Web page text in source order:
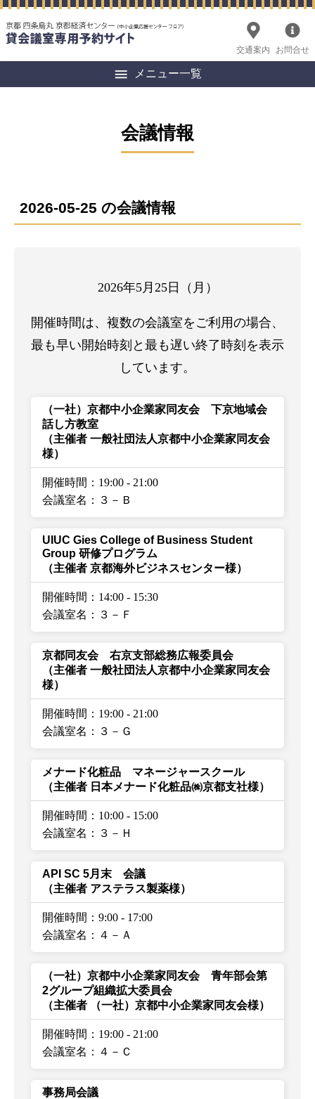
交通案内 お問合せ
メニュー一覧
会議情報
2026-05-25 の会議情報
2026年5月25日（月）
開催時間は、複数の会議室をご利用の場合、
最も早い開始時刻と最も遅い終了時刻を表示
しています。
（一社）京都中小企業家同友会 下京地域会
話し方教室
（主催者 一般社団法人京都中小企業家同友会
様）
開催時間：19:00 - 21:00
会議室名：３－Ｂ
UIUC Gies College of Business Student
Group 研修プログラム
（主催者 京都海外ビジネスセンター様）
開催時間：14:00 - 15:30
会議室名：３－Ｆ
京都同友会 右京支部総務広報委員会
（主催者 一般社団法人京都中小企業家同友会
様）
開催時間：19:00 - 21:00
会議室名：３－Ｇ
メナード化粧品 マネージャースクール
（主催者 日本メナード化粧品㈱京都支社様）
開催時間：10:00 - 15:00
会議室名：３－Ｈ
API SC 5月末 会議
（主催者 アステラス製薬様）
開催時間：9:00 - 17:00
会議室名：４－Ａ
（一社）京都中小企業家同友会 青年部会第
2グループ組織拡大委員会
（主催者 （一社）京都中小企業家同友会様）
開催時間：19:00 - 21:00
会議室名：４－Ｃ
事務局会議